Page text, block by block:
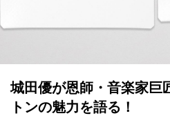
城田優が恩師・音楽家巨
トンの魅力を語る！